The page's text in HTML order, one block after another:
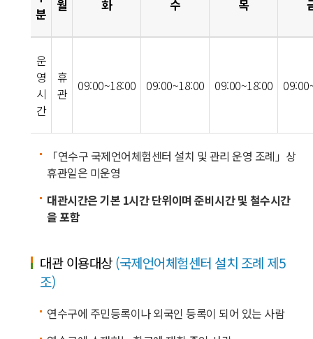
분
월 화 수 목
운
영
시
간
휴
관
09:00~18:00 09:00~18:00 09:00~18:00
「연수구 국제언어체험센터 설치 및 관리 운영 조례」상
휴관일은 미운영
대관시간은 기본 1시간 단위이며 준비시간 및 철수시간
을 포함
대관 이용대상(국제언어체험센터 설치 조례 제5
조)
연수구에 주민등록이나 외국인 등록이 되어 있는 사람